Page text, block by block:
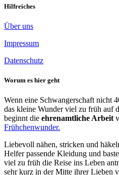
Hilfreiches
Über uns
Impressum
Datenschutz
Worum es hier geht
Wenn eine Schwangerschaft nicht
das kleine Wunder viel zu früh auf
beginnt die ehrenamtliche Arbeit
Frühchenwunder.
Liebevoll nähen, stricken und
Helfer passende Kleidung und
viel zu früh die Reise ins Leben
sehr kurz in der Mitte ihrer Lieben